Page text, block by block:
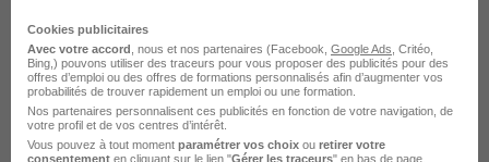
La Rochelle - 17 Intérim Temps partiel
Cette offre n’est plus disponible depuis le 01/07/26
Cookies publicitaires
Avec votre accord , nous et nos partenaires (Facebook, Google Ads , Critéo,
Bing,) pouvons utiliser des traceurs pour vous proposer des publicités pour des
offres d’emploi ou des offres de formations personnalisés afin d’augmenter vos
probabilités de trouver rapidement un emploi ou une formation.
Nos partenaires personnalisent ces publicités en fonction de votre navigation, de
votre profil et de vos centres d’intérêt.
Vous pouvez à tout moment paramétrer vos choix ou retirer votre
consentement en cliquant sur le lien "Gérer les traceurs" en bas de page.